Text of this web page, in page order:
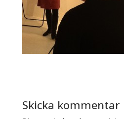
Skicka kommentar